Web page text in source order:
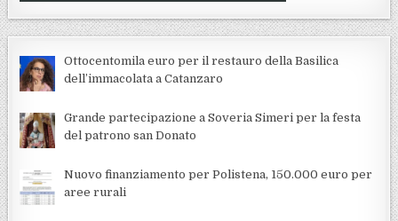
Ottocentomila euro per il restauro della Basilica
dell’immacolata a Catanzaro
Grande partecipazione a Soveria Simeri per la festa
del patrono san Donato
Nuovo finanziamento per Polistena, 150.000 euro per
aree rurali